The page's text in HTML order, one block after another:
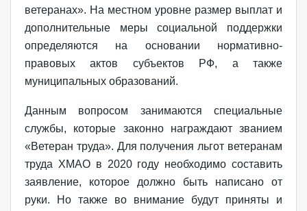
ветеранах». На местном уровне размер выплат и
дополнительные меры социальной поддержки
определяются на основании нормативно-
правовых актов субъектов РФ, а также
муниципальных образований.
Данным вопросом занимаются специальные
службы, которые законно награждают званием
«Ветеран труда». Для получения льгот ветеранам
труда ХМАО в 2020 году необходимо составить
заявление, которое должно быть написано от
руки. Но также во внимание будут приняты и